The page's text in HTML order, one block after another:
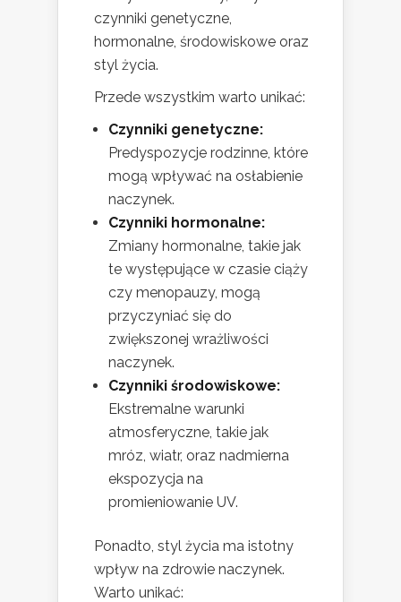
czynniki genetyczne,
hormonalne, środowiskowe oraz
styl życia.
Przede wszystkim warto unikać:
Czynniki genetyczne:
Predyspozycje rodzinne, które
mogą wpływać na osłabienie
naczynek.
Czynniki hormonalne:
Zmiany hormonalne, takie jak
te występujące w czasie ciąży
czy menopauzy, mogą
przyczyniać się do
zwiększonej wrażliwości
naczynek.
Czynniki środowiskowe:
Ekstremalne warunki
atmosferyczne, takie jak
mróz, wiatr, oraz nadmierna
ekspozycja na
promieniowanie UV.
Ponadto, styl życia ma istotny
wpływ na zdrowie naczynek.
Warto unikać: